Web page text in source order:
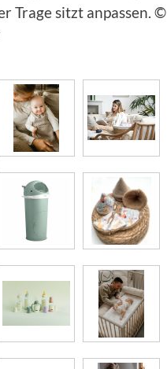
Trage sitzt anpassen. ©